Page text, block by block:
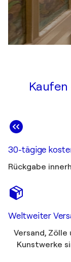
30-tägige
Rückgabe
Weltweiter
Versand,
Kunstwerke